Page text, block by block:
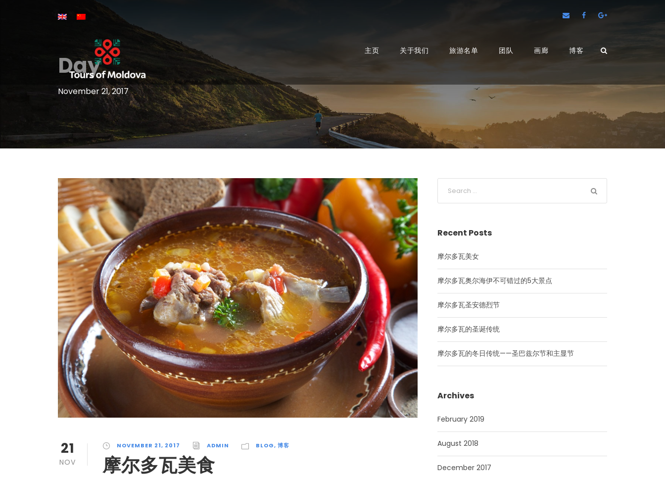
主页 关于我们 旅游名单 团队 画廊 博客
Day
November 21, 2017
21
NOV
NOVEMBER 21, 2017 ADMIN BLOG, 博客
摩尔多瓦美食
Recent Posts
摩尔多瓦美女
摩尔多瓦奥尔海伊不可错过的5大景点
摩尔多瓦圣安德烈节
摩尔多瓦的圣诞传统
摩尔多瓦的冬日传统——圣巴兹尔节和主显节
Archives
February 2019
August 2018
December 2017